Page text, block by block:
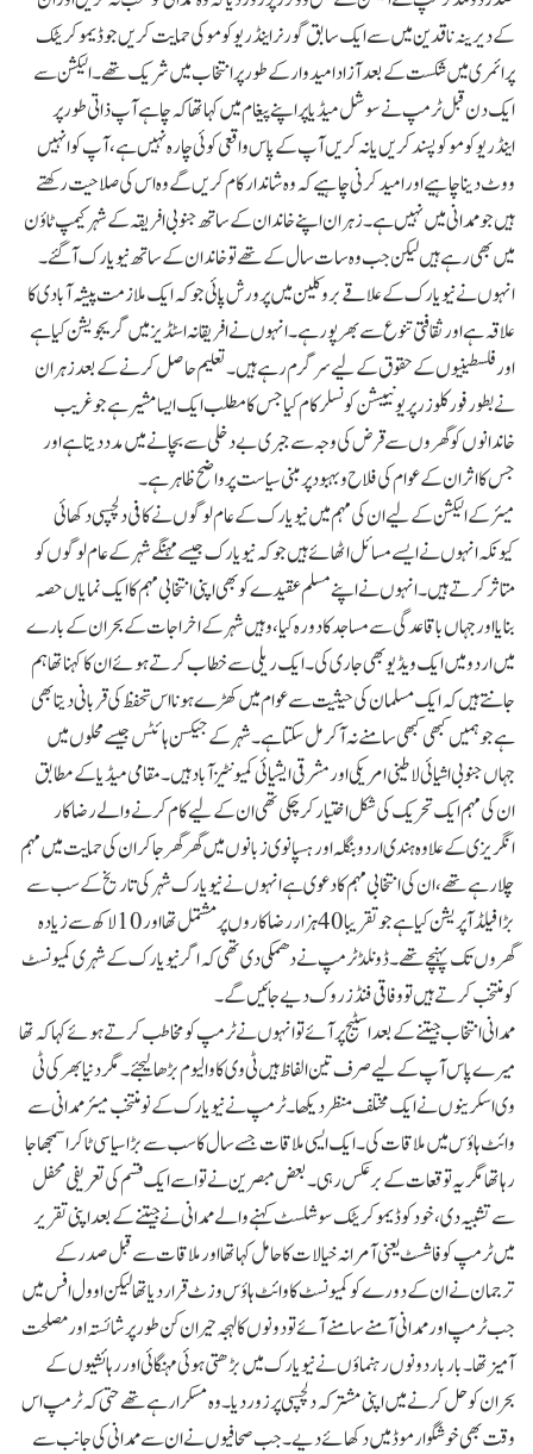
کے دیرینہ ناقدین میں سے ایک سابق گورنراینڈریو کومو کی حمایت کریں جو ڈیموکریٹک
پرائمری میں شکست کے بعد آزاد امیدوار کے طور پر انتخاب میں شریک تھے۔ الیکشن سے
ایک دن قبل ٹرمپ نے سوشل میڈیا پر اپنے پیغام میں کہا تھا کہ چاہے آپ ذاتی طور پر
اینڈریو کومو کو پسند کریں یا نہ کریں آپ کے پاس واقعی کوئی چارہ نہیں ہے، آپ کو انہیں
ووٹ دینا چاہیے اور امید کرنی چاہیے کہ وہ شاندار کام کریں گے وہ اس کی صلاحیت رکھتے
ہیں جوممدانی میں نہیں ہے ۔زہران اپنے خاندان کے ساتھ جنوبی افریقہ کے شہر کیمپ ٹاؤن
میں بھی رہے ہیں لیکن جب وہ سات سال کے تھے تو خاندان کے ساتھ نیویارک آ گئے۔
انہوں نے نیویارک کے علاقے بروکلین میں پرورش پائی جو کہ ایک ملازمت پیشہ آبادی کا
علاقہ ہے اور ثقافتی تنو ع سے بھرپور ہے۔ انہوں نے افریقانہ اسٹڈیز میں گریجویشن کیا ہے
اور فلسطینیوں کے حقوق کے لیے سرگرم رہے ہیں۔ تعلیم حاصل کرنے کے بعد زہران
نے بطور فورکلوزر پریونییشن کونسلر کام کیا جس کا مطلب ایک ایسا مشیر ہے جو غریب
خاندانوں کو گھروں سے قرض کی وجہ سے جبری بے دخلی سے بچانے میں مدد دیتا ہے اور
جس کا اثر ان کے عوام کی فلاح و بہبود پر مبنی سیاست پر واضح ظاہر ہے۔
میئر کے الیکشن کے لیے ان کی مہم میں نیویارک کے عام لوگوں نے کافی دلچسپی دکھائی
کیونکہ انہوں نے ایسے مسائل اٹھائے ہیں جو کہ نیویارک جیسے مہنگے شہر کے عام لوگوں کو
متاثر کرتے ہیں۔ انہوں نے اپنے مسلم عقیدے کو بھی اپنی انتخابی مہم کا ایک نمایاں حصہ
بنایا اور جہاں باقاعدگی سے مساجد کا دورہ کیا، وہیں شہر کے اخراجات کے بحران کے بارے
میں اردو میں ایک ویڈیو بھی جاری کی۔ ایک ریلی سے خطاب کرتے ہوئے ان کا کہنا تھا ہم
جانتے ہیں کہ ایک مسلمان کی حیثیت سے عوام میں کھڑے ہونا اس تحفظ کی قربانی دیتا بھی
ہے جو ہمیں کبھی کبھی سامنے نہ آ کر مل سکتا ہے ۔شہر کے جیکسن ہائٹس جیسے محلوں میں
جہاں جنوبی اشیائی لاطینی امریکی اور مشرقی ایشیائی کمیونٹیز آباد ہیں۔ مقامی میڈیا کے مطابق
ان کی مہم ایک تحریک کی شکل اختیار کر چکی تھی ان کے لیے کام کرنے والے رضاکار
انگریزی کے علاوہ ہندی اردو بنگلہ اورہسپانوی زبانوں میں گھر گھر جا کر ان کی حمایت میں مہم
چلا رہے تھے ،ان کی انتخابی مہم کا دعوی ہے انہوں نے نیویارک شہر کی تاریخ کے سب سے
بڑا فیلڈ آپریشن کیا ہے جو تقریبا 40 ہزار رضاکاروں پر مشتمل تھا اور 10لاکھ سے زیادہ
گھروں تک پہنچے تھے۔ ڈونلڈ ٹرمپ نے دھمکی دی تھی کہ اگر نیویارک کے شہری کمیونسٹ
کو منتخب کرتے ہیں تووفاقی فنڈز روک دیے جائیں گے۔
ممدانی انتخاب جیتنے کے بعد اسٹیج پر آئے تو انہوں نے ٹرمپ کو مخاطب کرتے ہوئے کہا کہ تھا
میرے پاس آپ کے لیے صرف تین الفاظ ہیں ٹی وی کا والیوم بڑھا لیجئے۔ مگر دنیا بھر کی ٹی
وی اسکرینوں نے ایک مختلف منظر دیکھا۔ ٹرمپ نے نیویارک کے نو منتخب میئر ممدانی سے
وائٹ ہاؤس میں ملاقات کی۔ ایک ایسی ملاقات جسے سال کا سب سے بڑا سیاسی ٹاکرا سمجھا جا
رہا تھا مگر یہ توقعات کے برعکس رہی۔ بعض مبصرین نے تو اسے ایک قسم کی تعریفی محفل
سے تشبیہ دی، خود کو ڈیموکریٹک سوشلسٹ کہنے والے ممدانی نے جیتنے کے بعد اپنی تقریر
میں ٹرمپ کو فاشسٹ یعنی آمرانہ خیالات کا حامل کہا تھا اور ملاقات سے قبل صدر کے
ترجمان نے ان کے دورے کو کمیونسٹ کا وائٹ ہاؤس وزٹ قرار دیا تھا لیکن اوول افس میں
جب ٹرمپ اور ممدانی آمنے سامنے آئے تو دونوں کا لہجہ حیران کن طور پر شائستہ اور مصلحت
آمیز تھا۔ بار بار دونوں رہنماؤں نے نیویارک میں بڑھتی ہوئی مہنگائی اور رہائشیوں کے
بحران کو حل کرنے میں اپنی مشترکہ دلچسپی پر زور دیا ۔وہ مسکرا رہے تھے حتی کہ ٹرمپ اس
وقت بھی خوشگوار موڈ میں دکھائے دیے۔ جب صحافیوں نے ان سے ممدانی کی جانب سے